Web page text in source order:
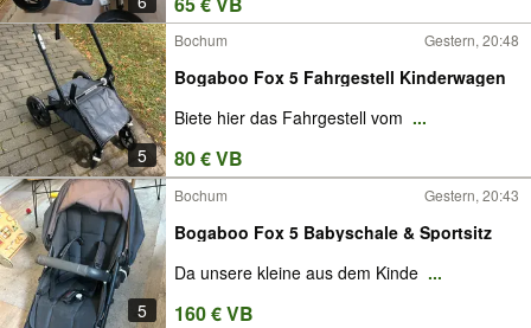
5
Bochum Gestern, 20:48
Bogaboo Fox 5 Fahrgestell Kinderwagen
Biete hier das Fahrgestell vom ...
80 € VB
5
Bochum Gestern, 20:43
Bogaboo Fox 5 Babyschale & Sportsitz
Da unsere kleine aus dem Kinde ...
160 € VB